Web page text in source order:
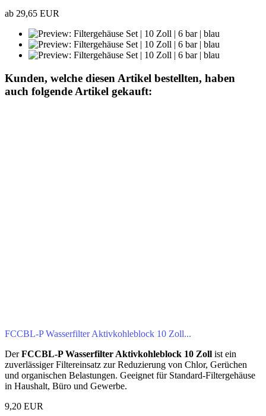
ab 29,65 EUR
Kunden, welche diesen Artikel bestellten, haben
auch folgende Artikel gekauft:
FCCBL‑P Wasserfilter Aktivkohleblock 10 Zoll...
DerFCCBL‑P Wasserfilter Aktivkohleblock 10 Zoll ist ein
zuverlässiger Filtereinsatz zur Reduzierung von Chlor, Gerüchen
und organischen Belastungen. Geeignet für Standard‑Filtergehäuse
in Haushalt, Büro und Gewerbe.
9,20 EUR